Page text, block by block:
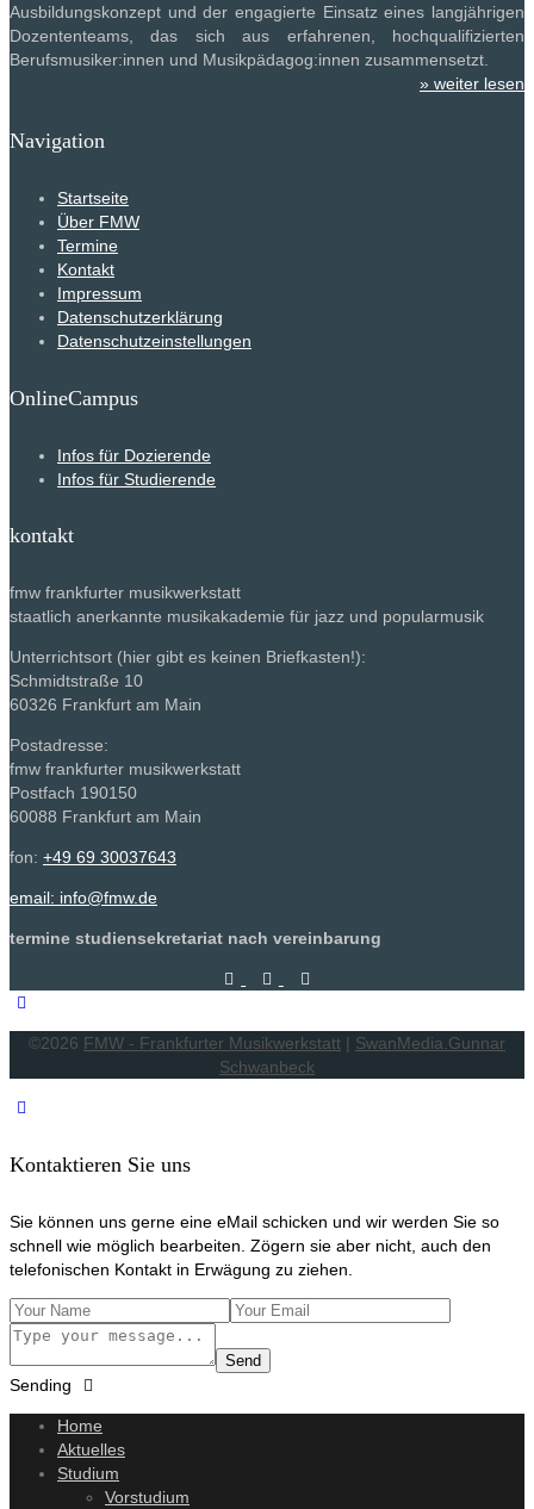
Ausbildungskonzept und der engagierte Einsatz eines langjährigen
Dozententeams, das sich aus erfahrenen, hochqualifizierten
Berufsmusiker:innen und Musikpädagog:innen zusammensetzt.
» weiter lesen
Navigation
Startseite
Über FMW
Termine
Kontakt
Impressum
Datenschutzerklärung
Datenschutzeinstellungen
OnlineCampus
Infos für Dozierende
Infos für Studierende
kontakt
fmw frankfurter musikwerkstatt
staatlich anerkannte musikakademie für jazz und popularmusik
Unterrichtsort (hier gibt es keinen Briefkasten!):
Schmidtstraße 10
60326 Frankfurt am Main
Postadresse:
fmw frankfurter musikwerkstatt
Postfach 190150
60088 Frankfurt am Main
fon: +49 69 30037643
email: info@fmw.de
termine studiensekretariat nach vereinbarung
©2026 FMW - Frankfurter Musikwerkstatt | SwanMedia.Gunnar
Schwanbeck
Kontaktieren Sie uns
Sie können uns gerne eine eMail schicken und wir werden Sie so
schnell wie möglich bearbeiten. Zögern sie aber nicht, auch den
telefonischen Kontakt in Erwägung zu ziehen.
Send
Sending
Home
Aktuelles
Studium
Vorstudium